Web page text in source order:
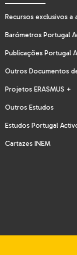
Recursos exclusivos a
Barómetros Portugal
Publicações Portugal
Outros Documentos
Projetos ERASMUS +
Outros Estudos
Estudos Portugal
Cartazes INEM